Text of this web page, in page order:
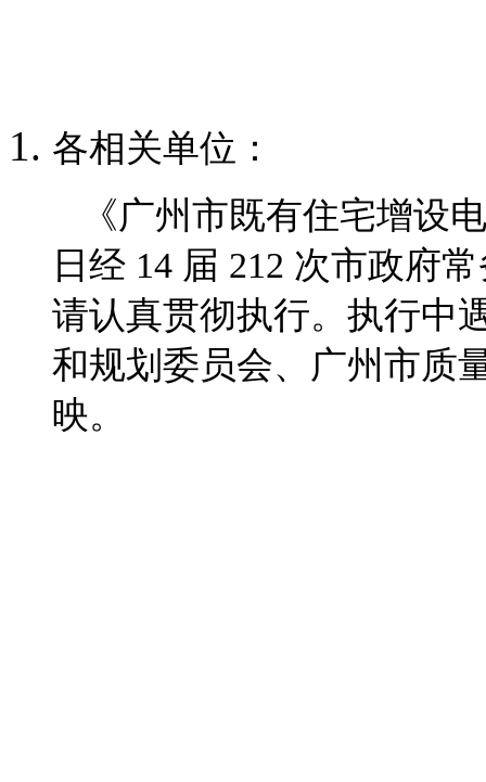
各相关单位：
《广州市既有住宅增设
日经 14 届 212 次市政府常
请认真贯彻执行。执行中
和规划委员会、广州市质
映。